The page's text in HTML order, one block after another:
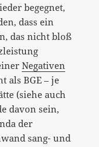
begegnet,
dass ein
das nicht bloß
Negativen
als BGE – je
(siehe auch
davon sein,
der
sang- und